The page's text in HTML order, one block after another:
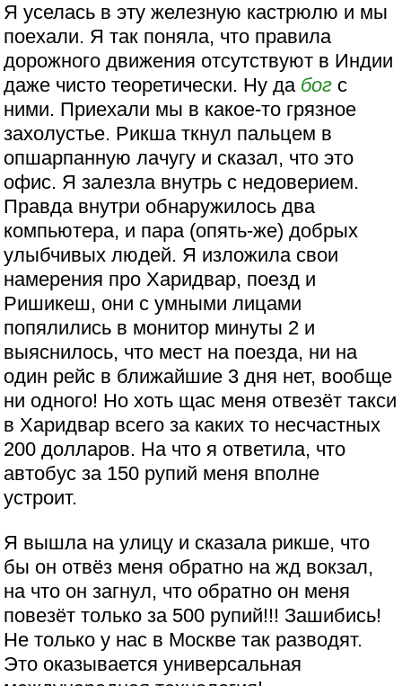
Я уселась в эту железную кастрюлю и мы
поехали. Я так поняла, что правила
дорожного движения отсутствуют в Индии
даже чисто теоретически. Ну да бог с
ними. Приехали мы в какое-то грязное
захолустье. Рикша ткнул пальцем в
опшарпанную лачугу и сказал, что это
офис. Я залезла внутрь с недоверием.
Правда внутри обнаружилось два
компьютера, и пара (опять-же) добрых
улыбчивых людей. Я изложила свои
намерения про Харидвар, поезд и
Ришикеш, они с умными лицами
попялились в монитор минуты 2 и
выяснилось, что мест на поезда, ни на
один рейс в ближайшие 3 дня нет, вообще
ни одного! Но хоть щас меня отвезёт такси
в Харидвар всего за каких то несчастных
200 долларов. На что я ответила, что
автобус за 150 рупий меня вполне
устроит.
Я вышла на улицу и сказала рикше, что
бы он отвёз меня обратно на жд вокзал,
на что он загнул, что обратно он меня
повезёт только за 500 рупий!!! Зашибись!
Не только у нас в Москве так разводят.
Это оказывается универсальная